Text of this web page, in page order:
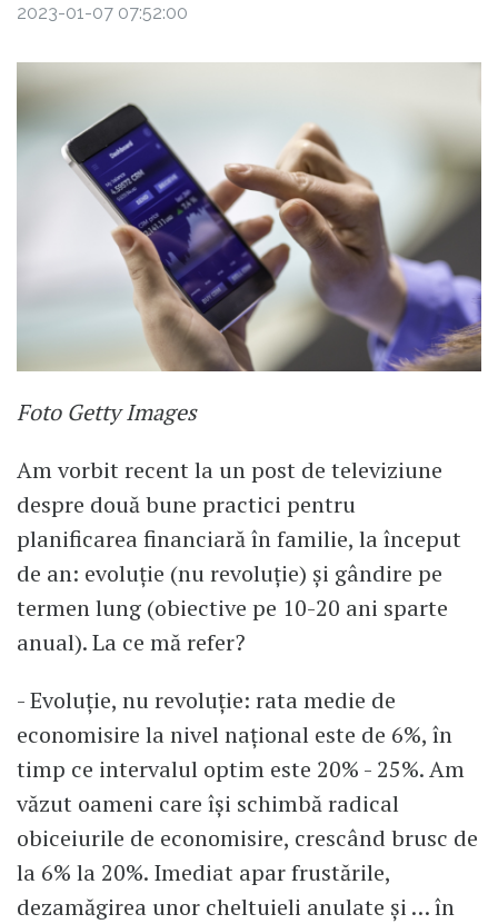
2023-01-07 07:52:00
Foto Getty Images
Am vorbit recent la un post de televiziune
despre două bune practici pentru
planificarea financiară în familie, la început
de an: evoluție (nu revoluție) și gândire pe
termen lung (obiective pe 10-20 ani sparte
anual). La ce mă refer?
- Evoluție, nu revoluție: rata medie de
economisire la nivel național este de 6%, în
timp ce intervalul optim este 20% - 25%. Am
văzut oameni care își schimbă radical
obiceiurile de economisire, crescând brusc de
la 6% la 20%. Imediat apar frustările,
dezamăgirea unor cheltuieli anulate și … în